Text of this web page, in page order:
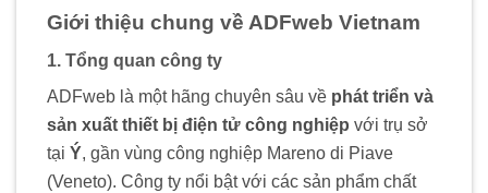
Giới thiệu chung về ADFweb Vietnam
1. Tổng quan công ty
ADFweb là một hãng chuyên sâu về phát triển và
sản xuất thiết bị điện tử công nghiệp với trụ sở
tại Ý, gần vùng công nghiệp Mareno di Piave
(Veneto). Công ty nổi bật với các sản phẩm chất